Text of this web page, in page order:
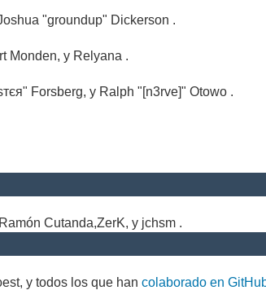
"groundup" Dickerson .
Monden, y Relyana .
Forsberg, y Ralph "[n3rve]" Otowo .
Cutanda,ZerK, y jchsm .
y todos los que hancolaborado en